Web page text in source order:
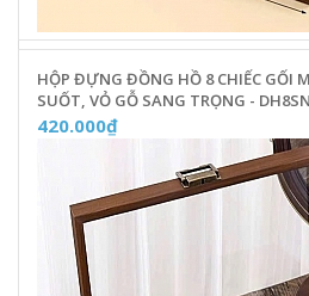
HỘP ĐỰNG ĐỒNG HỒ 8 CHIẾC GỐI
SUỐT, VỎ GỖ SANG TRỌNG - DH8SN
420.000₫